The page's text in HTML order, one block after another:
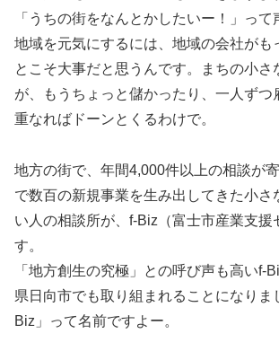
「うちの街をなんとかしたいー！」って
地域を元気にするには、地域の会社がも
とこそ大事だと思うんです。まちの小さ
が、もうちょっと儲かったり、一人ず
重なればドーンとくるわけで。
地方の街で、年間4,000件以上の相談が
で数百の新規事業を生み出してきた小さ
い人の相談所が、f-Biz（富士市産業支援
す。
「地方創生の究極」との呼び声も高いf-
県日向市でも取り組まれることになりま
Biz」って名前ですよー。